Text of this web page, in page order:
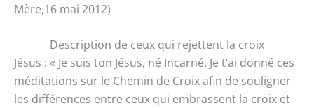
Mère,16 mai 2012)
Description de ceux qui rejettent la croix
Jésus : « Je suis ton Jésus, né Incarné. Je t’ai donné ces
méditations sur le Chemin de Croix afin de souligner
les différences entre ceux qui embrassent la croix et